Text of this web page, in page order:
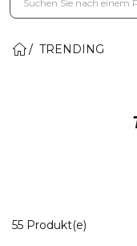
TRENDING
55 Produkt(e)